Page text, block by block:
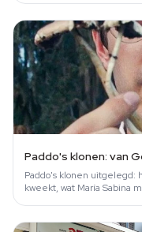
Paddo's klonen: van
Paddo's klonen uitgelegd:
kweekt, wat María Sabina